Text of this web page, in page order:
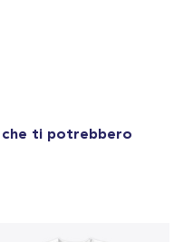
che ti potrebbero